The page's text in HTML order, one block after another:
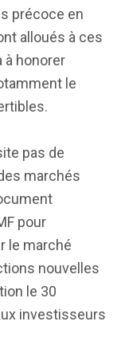
précoce en
alloués à ces
à honorer
le
pas de
marchés
pour
le marché
nouvelles
le 30
investisseurs